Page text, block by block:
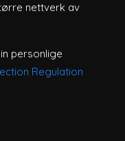
nettverk av
personlige
Regulation